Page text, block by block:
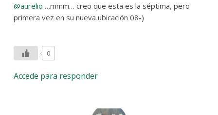
@aurelio …mmm… creo que esta es la séptima, pero
primera vez en su nueva ubicación 08-)
0
Accede para responder